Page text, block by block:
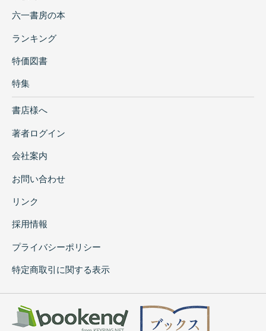
六一書房の本
ランキング
特価図書
特集
書店様へ
著者ログイン
会社案内
お問い合わせ
リンク
採用情報
プライバシーポリシー
特定商取引に関する表示